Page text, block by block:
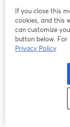
- La structure
programme détaillé
- Les critères
l'obtention de la
- L'ensemble des
utiliser pour mieux
- Les principes
éthique,
- Le modèle
If you close this
cookies, and this
can customize
button below.
Privacy Policy